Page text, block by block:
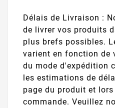
Délais de Livraison :
de livrer vos produits
plus brefs possibles.
varient en fonction de
du mode d'expédition
les estimations de
page du produit et
commande. Veuillez